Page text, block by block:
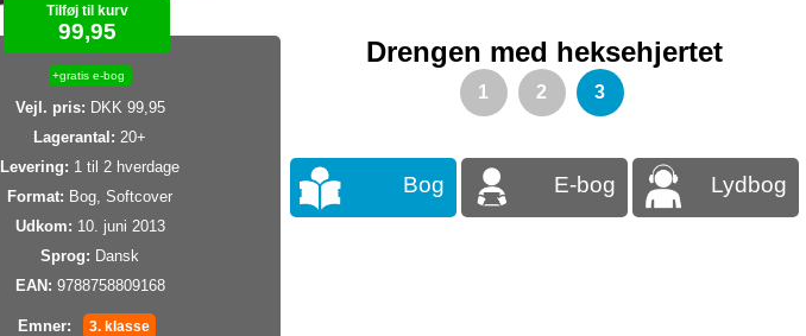
Tilføj til kurv
99,95
+gratis e-bog
Vejl. pris: DKK 99,95
Lagerantal: 20+
Levering: 1 til 2 hverdage
Format: Bog, Softcover
Udkom: 10. juni 2013
Sprog: Dansk
EAN: 9788758809168
Emner: 3. klasse
Drengen med heksehjertet
1 2 3
Bog E-bog Lydbog